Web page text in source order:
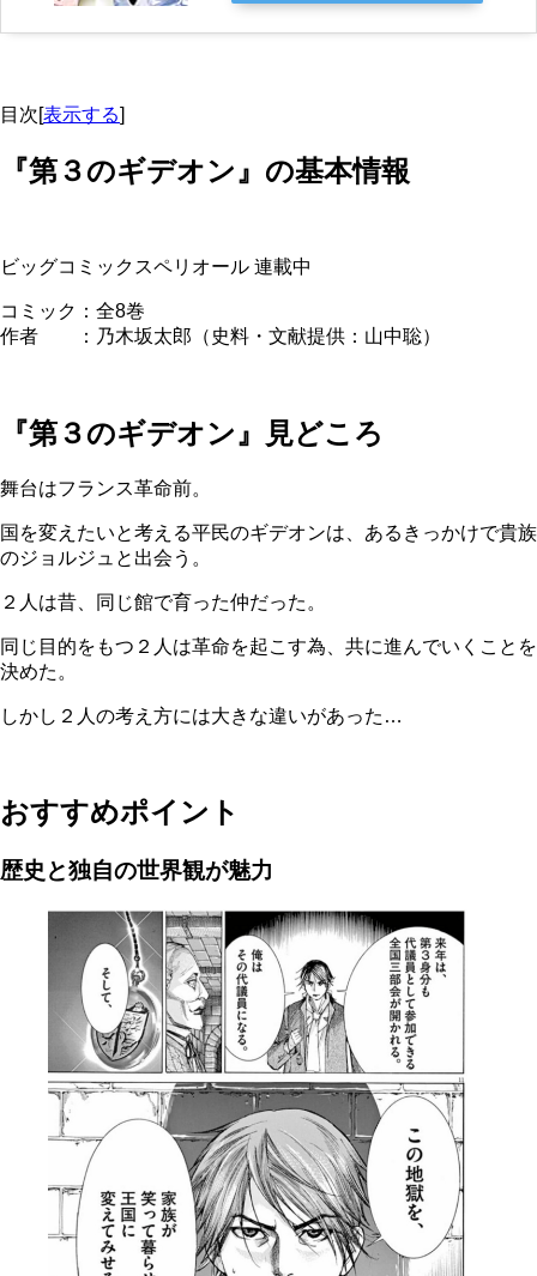
目次[表示する]
『第３のギデオン』の基本情報
ビッグコミックスペリオール 連載中
コミック：全8巻
作者 ：乃木坂太郎（史料・文献提供：山中聡）
『第３のギデオン』見どころ
舞台はフランス革命前。
国を変えたいと考える平民のギデオンは、あるきっかけで貴族
のジョルジュと出会う。
２人は昔、同じ館で育った仲だった。
同じ目的をもつ２人は革命を起こす為、共に進んでいくことを
決めた。
しかし２人の考え方には大きな違いがあった…
おすすめポイント
歴史と独自の世界観が魅力